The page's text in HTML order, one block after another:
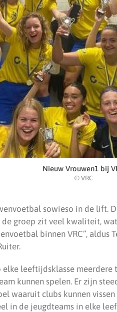
Nieuw Vrouwen1 bij
© VRC
sowieso in de lift.
de groep zit veel kwaliteit,
binnen VRC”, aldus
elke leeftijdsklasse
kunnen spelen. Er zijn
waaruit clubs kunnen
in de jeugdteams in elke